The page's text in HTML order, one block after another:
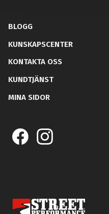
BLOGG
KUNSKAPSCENTER
KONTAKTA OSS
KUNDTJÄNST
MINA SIDOR